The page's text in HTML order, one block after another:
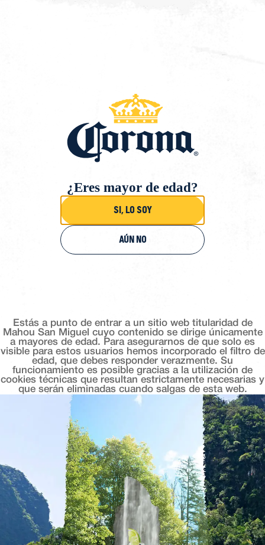
La Tabernita De Carmen
SELLO CORONA 2025
Plaza Santo Cristo 5, 40171, Segovia
Ubicado a escasos minutos del valle de san pedro,
la tabernita del carmen es ese rincón donde las
tapas caseras y el ambiente familiar se combinan a
la perfección. ideal para disfrutar de una buena
comida y luego dejarse llevar por el encanto del
atardecer.
¿Eres mayor de edad?
Si, lo soy
Aún no
Estás a punto de entrar a un sitio web titularidad de
Mahou San Miguel cuyo contenido se dirige únicamente
a mayores de edad. Para asegurarnos de que solo es
visible para estos usuarios hemos incorporado el filtro de
edad, que debes responder verazmente. Su
funcionamiento es posible gracias a la utilización de
cookies técnicas que resultan estrictamente necesarias y
que serán eliminadas cuando salgas de esta web.